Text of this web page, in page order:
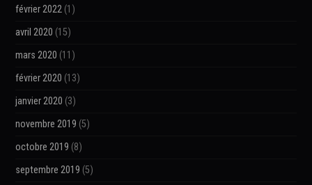
février 2022 (1)
avril 2020 (15)
mars 2020 (11)
février 2020 (13)
janvier 2020 (3)
novembre 2019 (5)
octobre 2019 (8)
septembre 2019 (5)